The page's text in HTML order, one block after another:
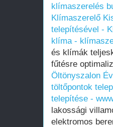
klímaszerelés
Klímaszerelő
telepítésével -
klíma -
és klímák
fűtésre
Öltönyszalon
töltőpontok
telepítése -
lakossági
elektromos